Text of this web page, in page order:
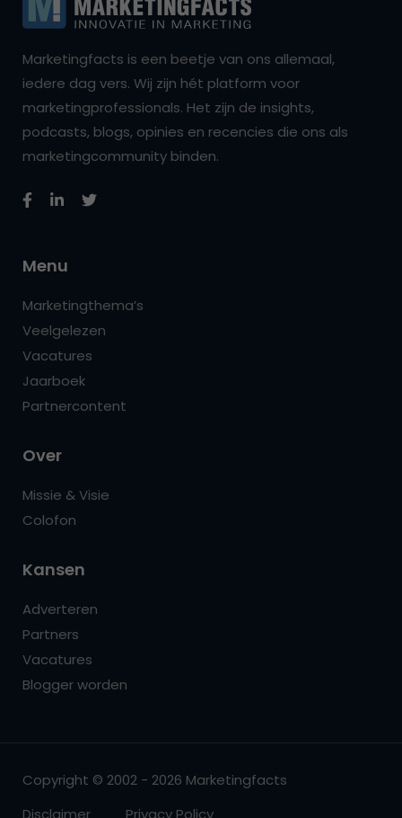
Marketingfacts is een beetje van ons allemaal,
iedere dag vers. Wij zijn hét platform voor
marketingprofessionals. Het zijn de insights,
podcasts, blogs, opinies en recencies die ons als
marketingcommunity binden.
Menu
Marketingthema’s
Veelgelezen
Vacatures
Jaarboek
Partnercontent
Over
Missie & Visie
Colofon
Kansen
Adverteren
Partners
Vacatures
Blogger worden
Copyright © 2002 - 2026 Marketingfacts
Disclaimer
Privacy Policy